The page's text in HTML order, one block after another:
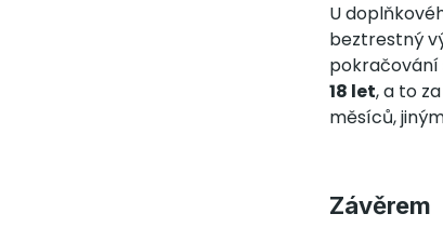
U
beztrestný
pokračování
18 let, a to
měsíců,
Závěrem